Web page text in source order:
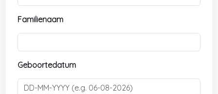
Familienaam
Geboortedatum